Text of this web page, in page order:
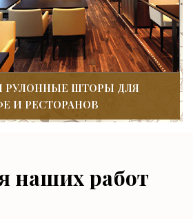
ШТОРЫ ДЛЯ
И РЕСТОРАНОВ
наших работ